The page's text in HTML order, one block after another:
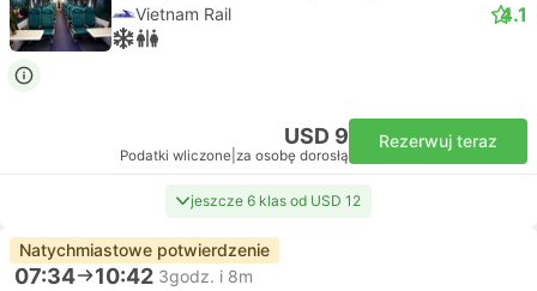
Vietnam Rail 4.1
USD 9
Podatki wliczone za osobę dorosłą
Rezerwuj teraz
jeszcze 6 klas od USD 12
Natychmiastowe potwierdzenie
07:34 10:42 3godz. i 8m